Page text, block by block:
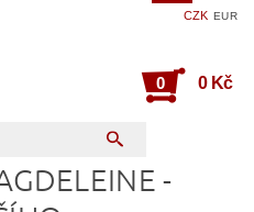
CZK EUR
0 0 Kč
-